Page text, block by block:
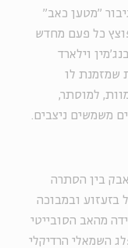
"מטען כאב"
כל פעם מחדש
וילארד
שמזמנת לו
למוסתר,
משמשים ניצבים.
בין הסתרה
ובמבוכה
מהאב הסובייטי
השמאלי הרדיקלי